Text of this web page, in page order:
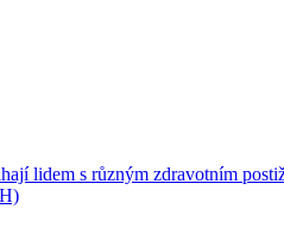
lidem s různým zdravotním